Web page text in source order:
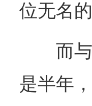
位无名
而
是半年